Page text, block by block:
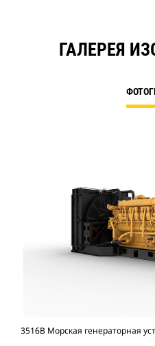
ГАЛЕРЕЯ
3516B Морская генераторная